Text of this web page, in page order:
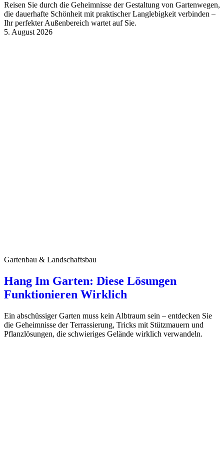
Reisen Sie durch die Geheimnisse der Gestaltung von Gartenwegen,
die dauerhafte Schönheit mit praktischer Langlebigkeit verbinden –
Ihr perfekter Außenbereich wartet auf Sie.
5. August 2026
Gartenbau & Landschaftsbau
Hang Im Garten: Diese Lösungen
Funktionieren Wirklich
Ein abschüssiger Garten muss kein Albtraum sein – entdecken Sie
die Geheimnisse der Terrassierung, Tricks mit Stützmauern und
Pflanzlösungen, die schwieriges Gelände wirklich verwandeln.